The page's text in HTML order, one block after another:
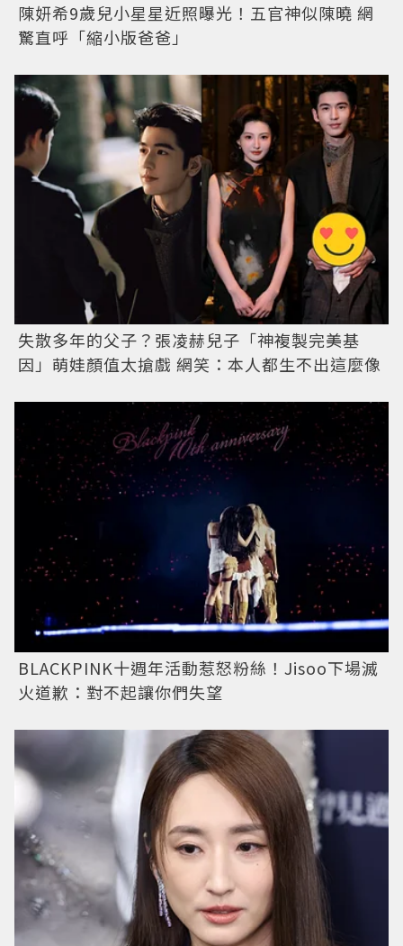
陳妍希9歲兒小星星近照曝光！五官神似陳曉 網
驚直呼「縮小版爸爸」
失散多年的父子？張凌赫兒子「神複製完美基
因」萌娃顏值太搶戲 網笑：本人都生不出這麼像
BLACKPINK十週年活動惹怒粉絲！Jisoo下場滅
火道歉：對不起讓你們失望